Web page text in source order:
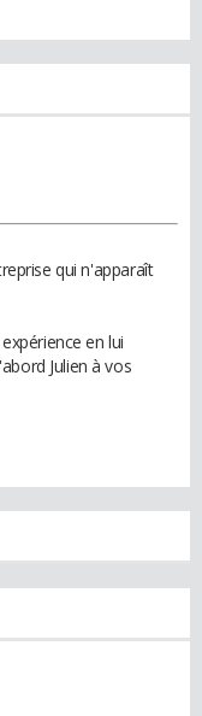
qui n'apparaît
en lui
Julien à vos